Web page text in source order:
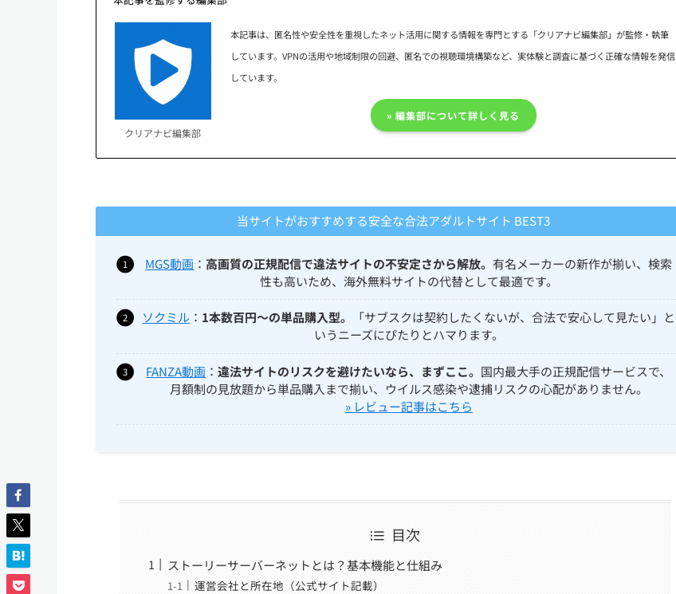
クリアナビ編集部
本記事は、匿名性や安全性を重視したネット活用に関する情報を専門とする「クリアナビ編集部」が監修・執筆
しています。VPNの活用や地域制限の回避、匿名での視聴環境構築など、実体験と調査に基づく正確な情報を発信
しています。
» 編集部について詳しく見る
当サイトがおすすめする安全な合法アダルトサイト BEST3
MGS動画 ： 高画質の正規配信で違法サイトの不安定さから解放。有名メーカーの新作が揃い、検索
性も高いため、海外無料サイトの代替として最適です。
ソクミル ： 1本数百円〜の単品購入型。
「サブスクは契約したくないが、合法で安心して見たい」と
いうニーズにぴたりとハマります。
FANZA動画 ：違法サイトのリスクを避けたいなら、まずここ。 国内最大手の正規配信サービスで、
月額制の見放題から単品購入まで揃い、ウイルス感染や逮捕リスクの心配がありません。
» レビュー記事はこちら
目次
ストーリーサーバーネットとは？基本機能と仕組み
運営会社と所在地（公式サイト記載）